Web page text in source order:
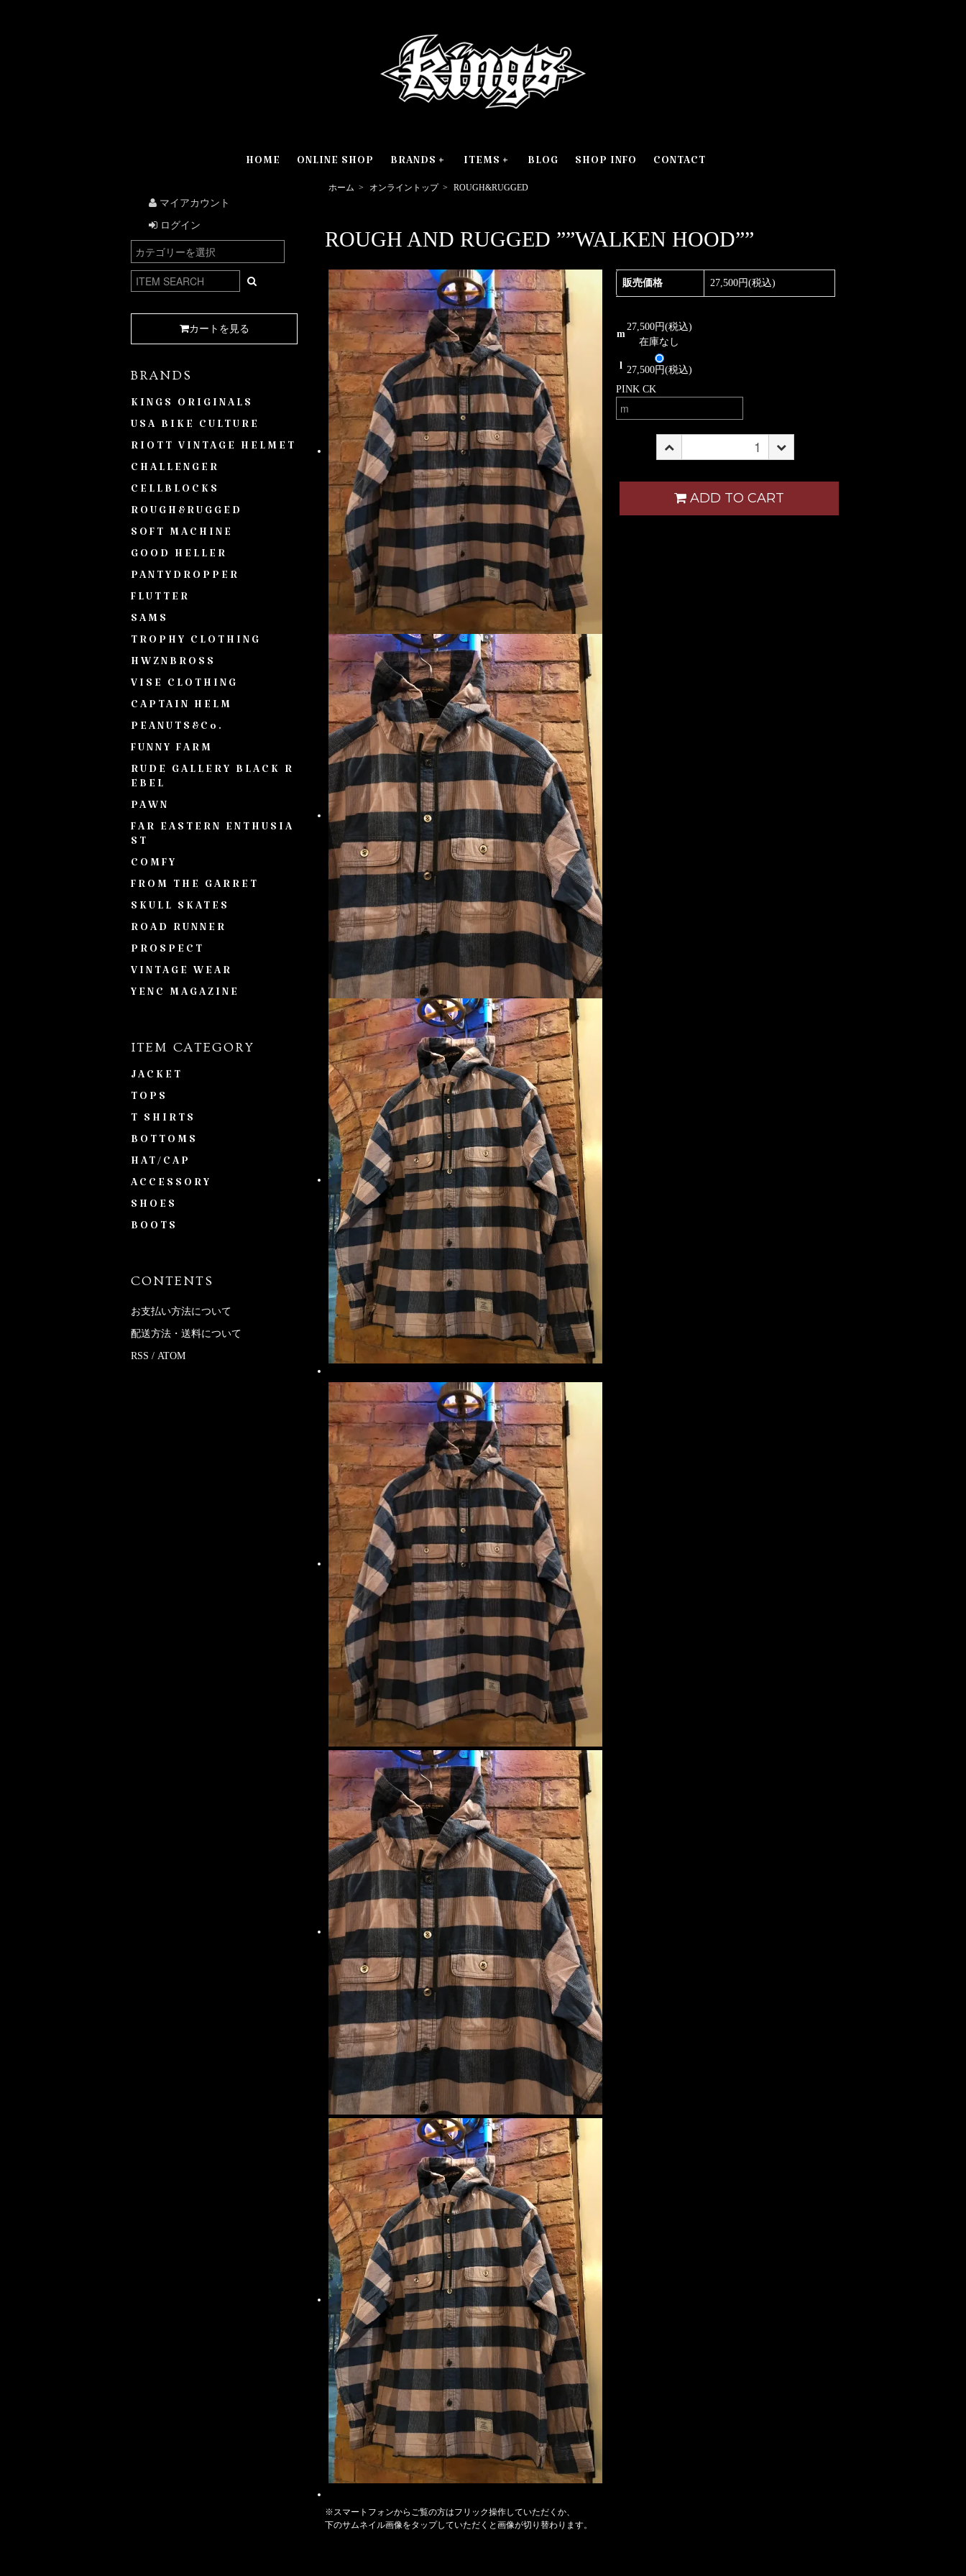
HOME ONLINE SHOP BRANDS ITEMS BLOG SHOP INFO CONTACT
ホーム > オンライントップ > ROUGH&RUGGED
ROUGH AND RUGGED ””WALKEN HOOD””
※スマートフォンからご覧の方はフリック操作していただくか、
下のサムネイル画像をタップしていただくと画像が切り替わります。
販売価格 27,500円(税込)
m
27,500円(税込)
在庫なし
l 27,500円(税込)
PINK CK
ADD TO CART
マイアカウント
ログイン
カートを見る
BRANDS
KINGS ORIGINALS
USA BIKE CULTURE
RIOTT VINTAGE HELMET
CHALLENGER
CELLBLOCKS
ROUGH&RUGGED
SOFT MACHINE
GOOD HELLER
PANTYDROPPER
FLUTTER
SAMS
TROPHY CLOTHING
HWZNBROSS
VISE CLOTHING
CAPTAIN HELM
PEANUTS&Co.
FUNNY FARM
RUDE GALLERY BLACK R
EBEL
PAWN
FAR EASTERN ENTHUSIA
ST
COMFY
FROM THE GARRET
SKULL SKATES
ROAD RUNNER
PROSPECT
VINTAGE WEAR
YENC MAGAZINE
ITEM CATEGORY
JACKET
TOPS
T SHIRTS
BOTTOMS
HAT/CAP
ACCESSORY
SHOES
BOOTS
CONTENTS
お支払い方法について
配送方法・送料について
RSS / ATOM